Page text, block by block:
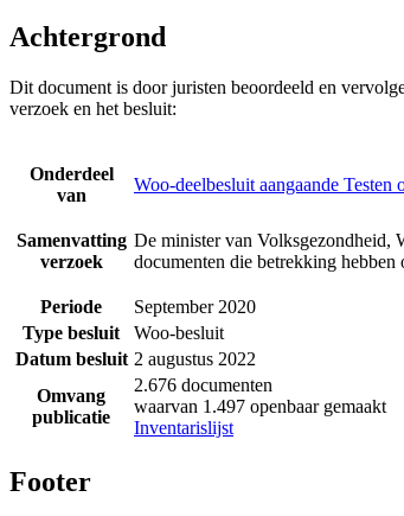
Achtergrond
Dit document is door juristen beoordeeld en
verzoek en het besluit:
Onderdeel
van
Woo-deelbesluit aangaande Testen
Samenvatting
verzoek
De minister van Volksgezondheid,
documenten die betrekking hebben
Periode
September 2020
Type besluit
Woo-besluit
Datum besluit 2 augustus 2022
Omvang
publicatie
2.676 documenten
waarvan 1.497 openbaar gemaakt
Inventarislijst
Footer